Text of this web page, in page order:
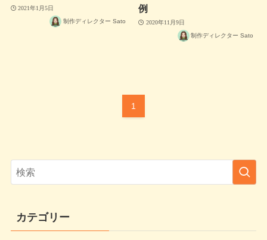
2021年1月5日
制作ディレクター Sato
例
2020年11月9日
制作ディレクター Sato
1
カテゴリー